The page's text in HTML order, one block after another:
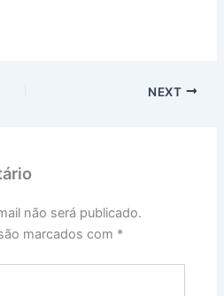
NEXT
não será publicado.
marcados com *